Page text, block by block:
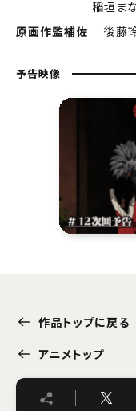
稲垣ま
原画作監補佐
後藤
予告映像
作品トップに戻る
アニメトップ